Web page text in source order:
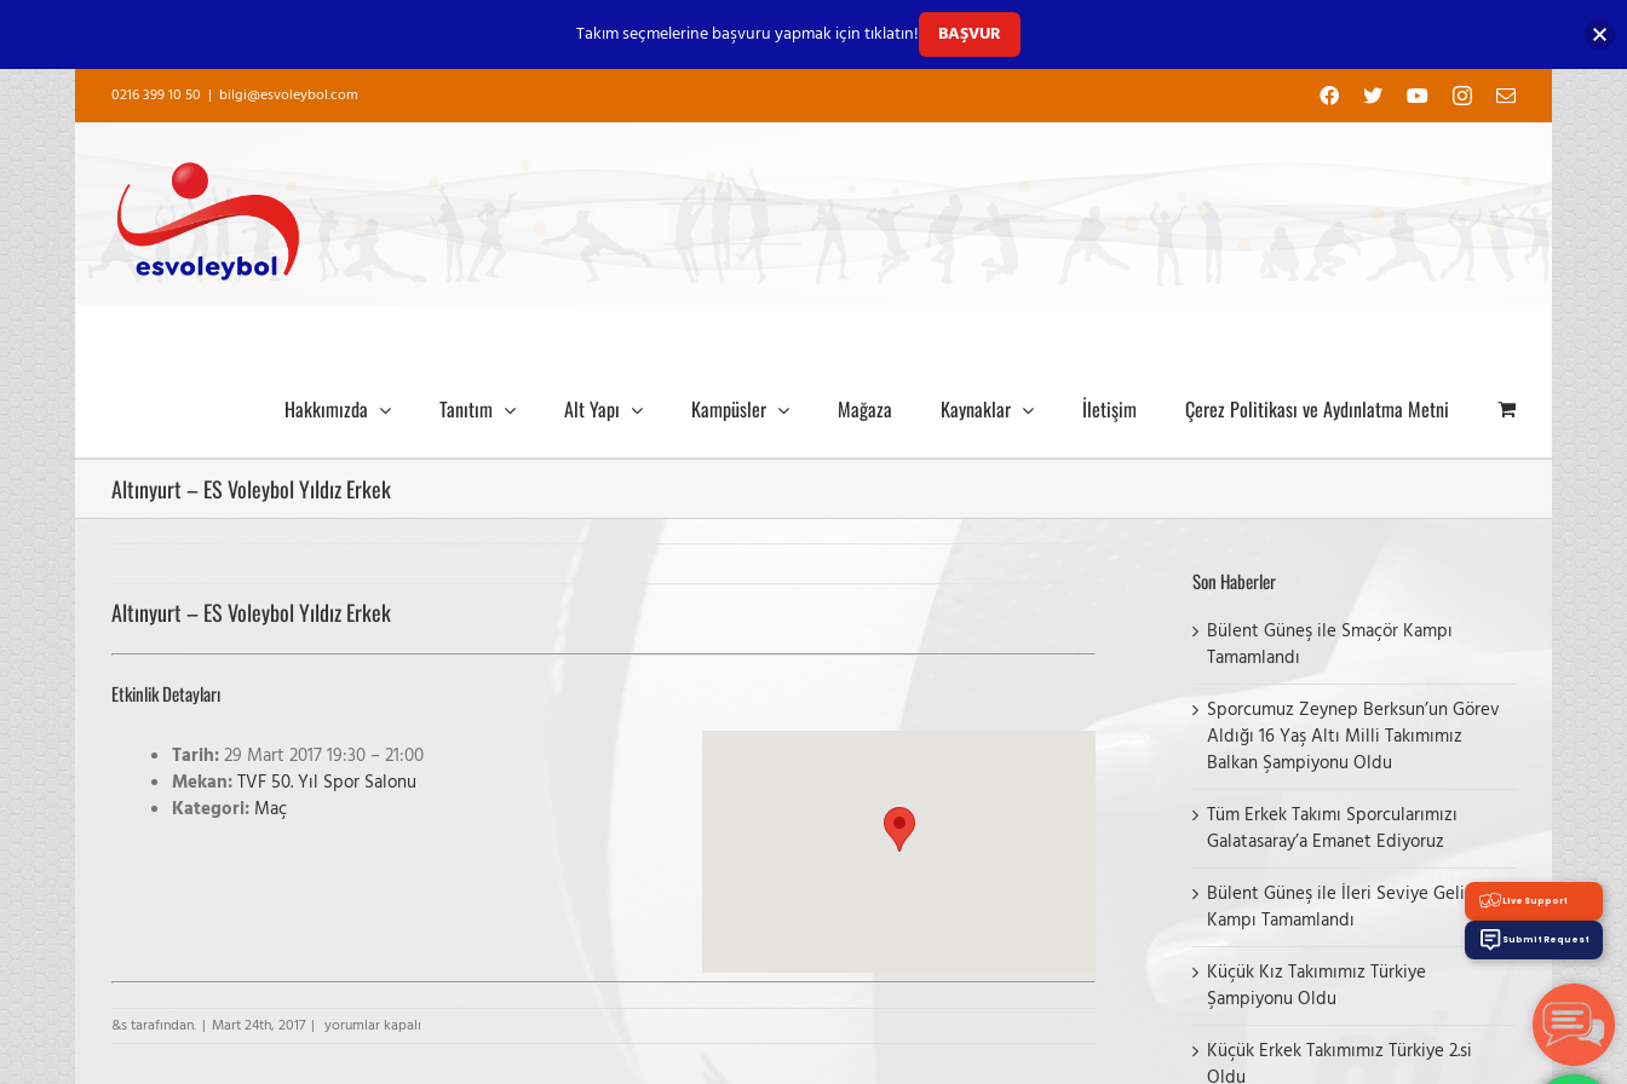
0216 399 10 50 | bilgi@esvoleybol.com Facebook
X YouTubeInstagram
E-
Hakkımızda Tanıtım Alt Yapı Kampüsler Mağaza Kaynaklar İletişim Çerez Politikası ve Aydınlatma Metni
Altınyurt – ES Voleybol Yıldız Erkek
Altınyurt – ES Voleybol Yıldız Erkek
Etkinlik Detayları
Tarih:29 Mart 2017 19:30 –21:00
Mekan:TVF 50. Yıl Spor Salonu
Kategori: Maç
&s tarafından. | Mart 24th, 2017 | Altınyurt
yorumlar kapalı
Son Haberler
Bülent Güneş ile Smaçör Kampı
Tamamlandı
Sporcumuz Zeynep Berksun’un Görev
Aldığı 16 Yaş Altı Milli Takımımız
Balkan Şampiyonu Oldu
Tüm Erkek Takımı Sporcularımızı
Galatasaray’a Emanet Ediyoruz
Bülent Güneş ile İleri Seviye Gelişim
Kampı Tamamlandı
Küçük Kız Takımımız Türkiye
Şampiyonu Oldu
Küçük Erkek Takımımız Türkiye 2.si
Oldu
Takım seçmelerine başvuru yapmak için tıklatın! BAŞVUR
Live Support
Submit Request